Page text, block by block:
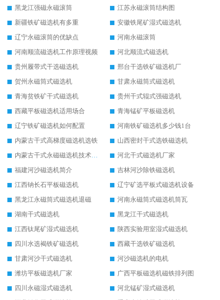
黑龙江强磁永磁滚筒
江苏永磁滚筒结构图
新疆铁矿磁选机有多重
安徽铁尾矿湿式磁选机
辽宁永磁滚筒的优缺点
河南永磁滚筒
河南顺流磁选机工作原理视频
河北顺流式磁选机
贵州履带式干选磁选机
邢台干选铁矿磁选机厂
贺州永磁筒式磁选机
甘肃永磁筒式磁选机
青海贫铁矿干式磁选机
贵州干式辊式强磁选机
西藏平板磁选机适用场合
青海锰矿平板磁选机
辽宁铁矿磁选机如何配置
河南铁矿磁选机多少钱1台
内蒙古干式高梯度磁选机选铁
山西密封干式选铁磁选机
内蒙古干式永磁磁选机技术要求
河北干式磁选机厂家
福建河沙磁选机简介
吉林河沙除铁磁选机
江西钠长石平板磁选机
辽宁矿选平板式磁选机设备
黑龙江永磁筒式磁选机退磁
河南永磁筒式磁选机筒瓦
湖南干式磁选机
黑龙江干式磁选机
江西钛尾矿湿式磁选机
陕西实验用室湿式磁选机
四川水选褐铁矿磁选机
西藏干选铁矿磁选机
甘肃河沙干式磁选机
河沙磁选机的电机
潍坊平板磁选机厂家
广西平板磁选机磁铁排列图
四川永磁湿式磁选机
河北锰矿湿式磁选机